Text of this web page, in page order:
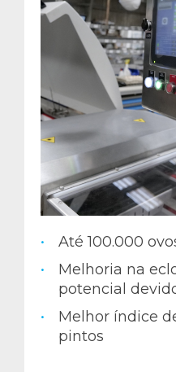
Até 100.000
Melhoria na
potencial
Melhor índice
pintos